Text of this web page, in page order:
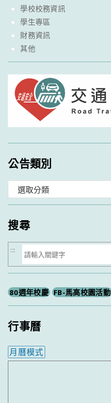
學校校務資訊
學生專區
財務資訊
其他
公告類別
類
搜尋
搜
尋
:::
80週年校慶 FB-馬高校園活動
行事曆
月曆模式